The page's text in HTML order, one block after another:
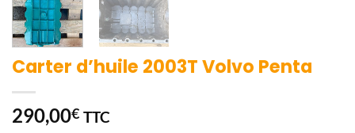
Carter d’huile 2003T Volvo Penta
290,00€ TTC